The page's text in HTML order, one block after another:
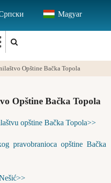
Magyar
Opštine Bačka Topola
Opštine Bačka Topola
opštine Bačka Topola>>
pravobranioca opštine Bačka